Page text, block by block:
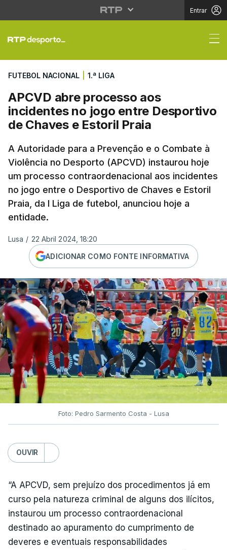
Entrar
APCVD abre
FUTEBOL NACIONAL 1.ª LIGA
APCVD abre processo aos
incidentes no jogo entre Desportivo
de Chaves e Estoril Praia
A Autoridade para a Prevenção e o Combate à
Violência no Desporto (APCVD) instaurou hoje
um processo contraordenacional aos incidentes
no jogo entre o Desportivo de Chaves e Estoril
Praia, da I Liga de futebol, anunciou hoje a
entidade.
Lusa / 22 Abril 2024, 18:20
ADICIONAR COMO FONTE INFORMATIVA
Foto: Pedro Sarmento Costa - Lusa
OUVIR
“A APCVD, sem prejuízo dos procedimentos já em
curso pela natureza criminal de alguns dos ilícitos,
instaurou um processo contraordenacional
destinado ao apuramento do cumprimento de
deveres e eventuais responsabilidades